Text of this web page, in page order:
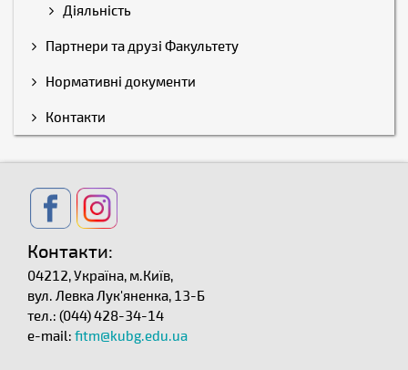
Діяльність
Партнери та друзі Факультету
Нормативні документи
Контакти
Контакти:
04212, Україна, м.Київ,
вул. Левка Лук'яненка, 13-Б
тел.: (044) 428-34-14
e-mail: fitm@kubg.edu.ua